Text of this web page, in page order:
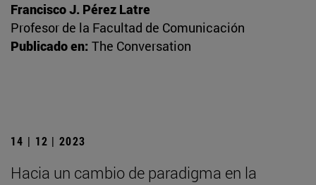
Francisco J. Pérez Latre
Profesor de la Facultad de Comunicación
Publicado en: The Conversation
14 | 12 | 2023
Hacia un cambio de paradigma en la